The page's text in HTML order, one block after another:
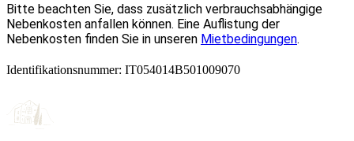
Bitte beachten Sie, dass zusätzlich verbrauchsabhängige
Nebenkosten anfallen können. Eine Auflistung der
Nebenkosten finden Sie in unseren Mietbedingungen.
Identifikationsnummer: IT054014B501009070